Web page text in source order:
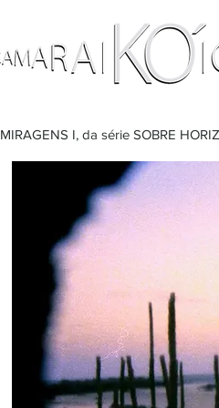
MIRAGENS I, da série SOBRE